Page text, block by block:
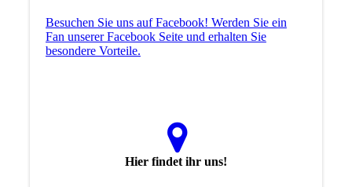
Besuchen Sie uns auf Facebook! Werden Sie ein
Fan unserer Facebook Seite und erhalten Sie
besondere Vorteile.
Hier findet ihr uns!